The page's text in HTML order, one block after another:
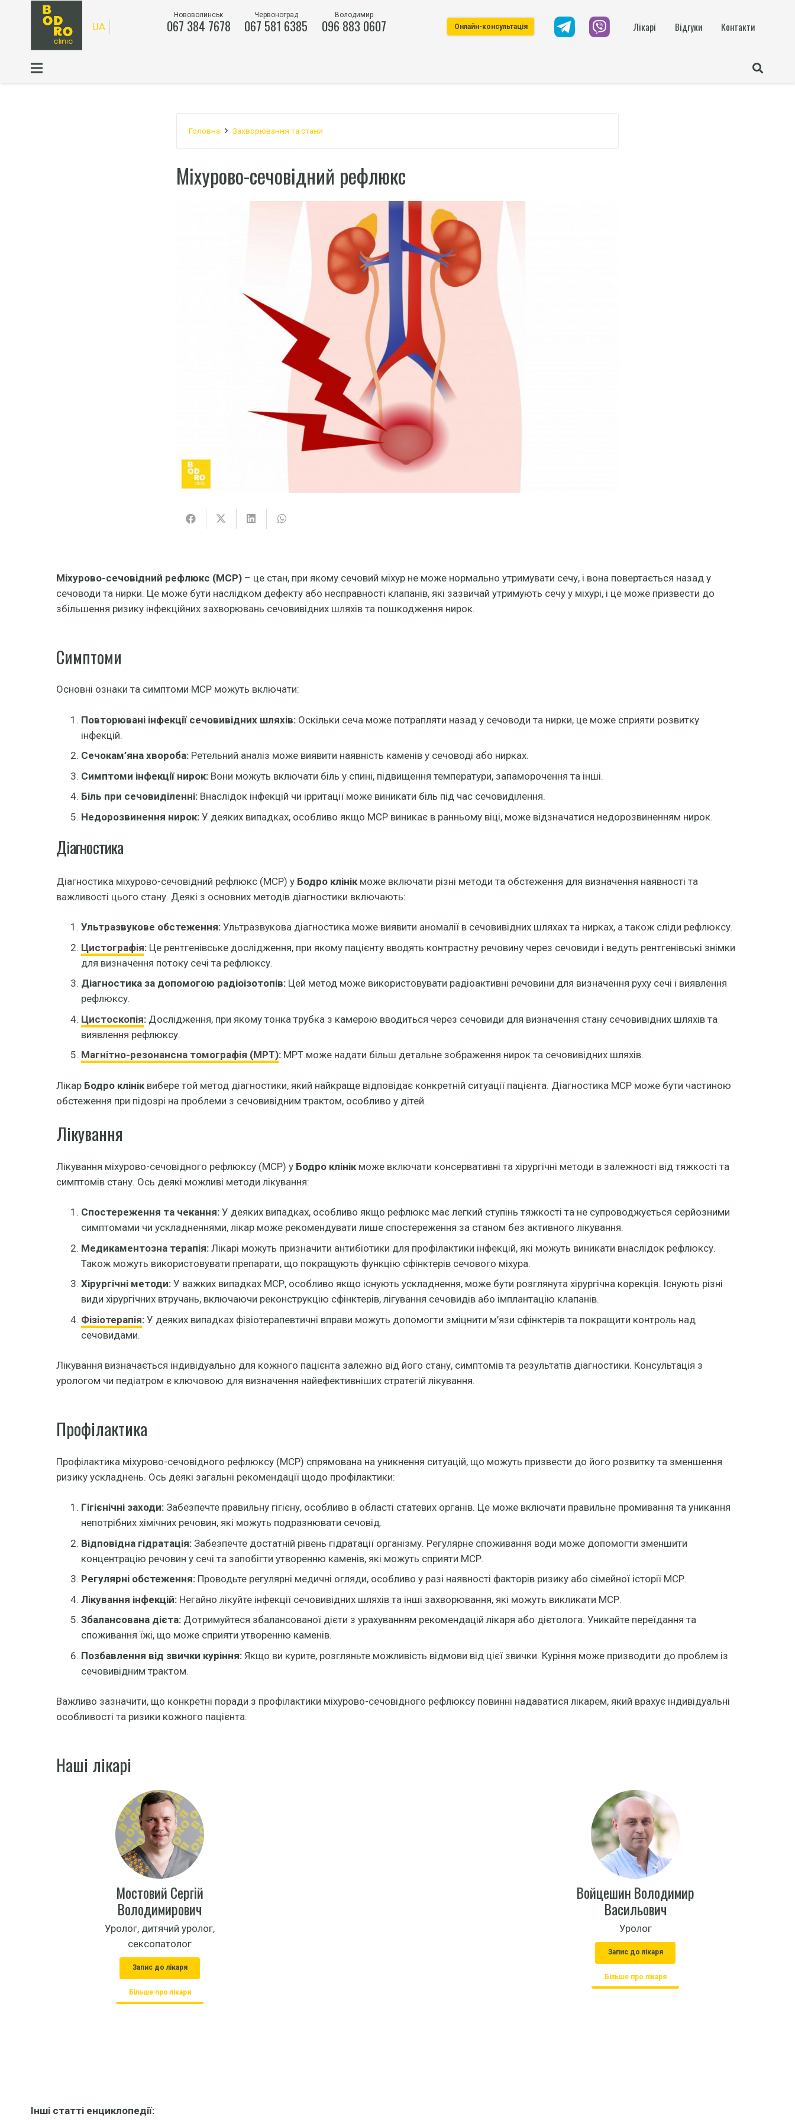
UA
Нововолинськ
067 384 7678
Червоноград
067 581 6385
Володимир
096 883 0607 Онлайн-консультація Лікарі Відгуки Контакти
Головна Захворювання та стани
Міхурово-сечовідний рефлюкс
Міхурово-сечовідний рефлюкс (МСР)– це стан, при якому сечовий міхур не може нормально утримувати сечу, і вона повертається назад у
сечоводи та нирки. Це може бути наслідком дефекту або несправності клапанів, які зазвичай утримують сечу у міхурі, і це може призвести до
збільшення ризику інфекційних захворювань сечовивідних шляхів та пошкодження нирок.
Симптоми
Основні ознаки та симптоми МСР можуть включати:
Повторювані інфекції сечовивідних шляхів: Оскільки сеча може потрапляти назад у сечоводи та нирки, це може сприяти розвитку
інфекцій.
Сечокам’яна хвороба: Ретельний аналіз може виявити наявність каменів у сечоводі або нирках.
Симптоми інфекції нирок: Вони можуть включати біль у спині, підвищення температури, запаморочення та інші.
Біль при сечовиділенні: Внаслідок інфекцій чи ірритації може виникати біль під час сечовиділення.
Недорозвинення нирок: У деяких випадках, особливо якщо МСР виникає в ранньому віці, може відзначатися недорозвиненням нирок.
Діагностика
Діагностика міхурово-сечовідний рефлюкс (МСР) у Бодро клінікможе включати різні методи та обстеження для визначення наявності та
важливості цього стану. Деякі з основних методів діагностики включають:
Ультразвукове обстеження: Ультразвукова діагностика може виявити аномалії в сечовивідних шляхах та нирках, а також сліди рефлюксу.
Цистографія: Це рентгенівське дослідження, при якому пацієнту вводять контрастну речовину через сечовиди і ведуть рентгенівські знімки
для визначення потоку сечі та рефлюксу.
Діагностика за допомогою радіоізотопів: Цей метод може використовувати радіоактивні речовини для визначення руху сечі і виявлення
рефлюксу.
Цистоскопія: Дослідження, при якому тонка трубка з камерою вводиться через сечовиди для визначення стану сечовивідних шляхів та
виявлення рефлюксу.
Магнітно-резонансна томографія (МРТ): МРТ може надати більш детальне зображення нирок та сечовивідних шляхів.
Лікар Бодро клінік вибере той метод діагностики, який найкраще відповідає конкретній ситуації пацієнта. Діагностика МСР може бути частиною
обстеження при підозрі на проблеми з сечовивідним трактом, особливо у дітей.
Лікування
Лікування міхурово-сечовідного рефлюксу (МСР) у Бодро клінікможе включати консервативні та хірургічні методи в залежності від тяжкості та
симптомів стану. Ось деякі можливі методи лікування:
Спостереження та чекання: У деяких випадках, особливо якщо рефлюкс має легкий ступінь тяжкості та не супроводжується серйозними
симптомами чи ускладненнями, лікар може рекомендувати лише спостереження за станом без активного лікування.
Медикаментозна терапія: Лікарі можуть призначити антибіотики для профілактики інфекцій, які можуть виникати внаслідок рефлюксу.
Також можуть використовувати препарати, що покращують функцію сфінктерів сечового міхура.
Хірургічні методи: У важких випадках МСР, особливо якщо існують ускладнення, може бути розглянута хірургічна корекція. Існують різні
види хірургічних втручань, включаючи реконструкцію сфінктерів, лігування сечовидів або імплантацію клапанів.
Фізіотерапія: У деяких випадках фізіотерапевтичні вправи можуть допомогти зміцнити м’язи сфінктерів та покращити контроль над
сечовидами.
Лікування визначається індивідуально для кожного пацієнта залежно від його стану, симптомів та результатів діагностики. Консультація з
урологом чи педіатром є ключовою для визначення найефективніших стратегій лікування.
Профілактика
Профілактика міхурово-сечовідного рефлюксу (МСР) спрямована на уникнення ситуацій, що можуть призвести до його розвитку та зменшення
ризику ускладнень. Ось деякі загальні рекомендації щодо профілактики:
Гігієнічні заходи: Забезпечте правильну гігієну, особливо в області статевих органів. Це може включати правильне промивання та уникання
непотрібних хімічних речовин, які можуть подразнювати сечовід.
Відповідна гідратація: Забезпечте достатній рівень гідратації організму. Регулярне споживання води може допомогти зменшити
концентрацію речовин у сечі та запобігти утворенню каменів, які можуть сприяти МСР.
Регулярні обстеження: Проводьте регулярні медичні огляди, особливо у разі наявності факторів ризику або сімейної історії МСР.
Лікування інфекцій: Негайно лікуйте інфекції сечовивідних шляхів та інші захворювання, які можуть викликати МСР.
Збалансована дієта: Дотримуйтеся збалансованої дієти з урахуванням рекомендацій лікаря або дієтолога. Уникайте переїдання та
споживання їжі, що може сприяти утворенню каменів.
Позбавлення від звички куріння: Якщо ви курите, розгляньте можливість відмови від цієї звички. Куріння може призводити до проблем із
сечовивідним трактом.
Важливо зазначити, що конкретні поради з профілактики міхурово-сечовідного рефлюксу повинні надаватися лікарем, який врахує індивідуальні
особливості та ризики кожного пацієнта.
Наші лікарі
Мостовий Сергій
Володимирович
Уролог, дитячий уролог,
сексопатолог
Запис до лікаря
Більше про лікаря
Войцешин Володимир
Васильович
Уролог
Запис до лікаря
Більше про лікаря
Інші статті енциклопедії: